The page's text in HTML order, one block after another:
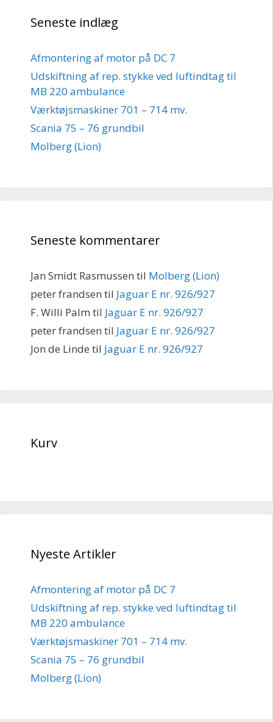
Seneste indlæg
Afmontering af motor på DC 7
Udskiftning af rep. stykke ved luftindtag til
MB 220 ambulance
Værktøjsmaskiner 701 – 714 mv.
Scania 75 – 76 grundbil
Molberg (Lion)
Seneste kommentarer
Jan Smidt Rasmussen til Molberg (Lion)
peter frandsen til Jaguar E nr. 926/927
F. Willi Palm til Jaguar E nr. 926/927
peter frandsen til Jaguar E nr. 926/927
Jon de Linde til Jaguar E nr. 926/927
Kurv
Nyeste Artikler
Afmontering af motor på DC 7
Udskiftning af rep. stykke ved luftindtag til
MB 220 ambulance
Værktøjsmaskiner 701 – 714 mv.
Scania 75 – 76 grundbil
Molberg (Lion)